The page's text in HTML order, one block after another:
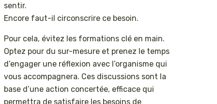
sentir.
Encore faut-il circonscrire ce besoin.
Pour cela, évitez les formations clé en main.
Optez pour du sur-mesure et prenez le temps
d’engager une réflexion avec l’organisme qui
vous accompagnera. Ces discussions sont la
base d’une action concertée, efficace qui
permettra de satisfaire les besoins de